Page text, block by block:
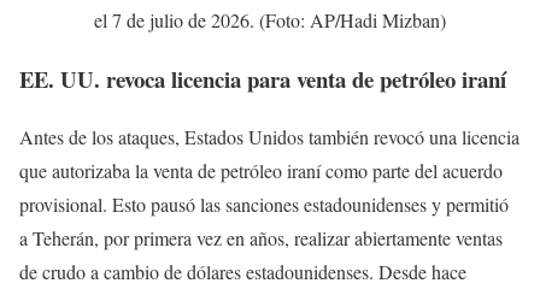
el 7 de julio de 2026. (Foto: AP/Hadi Mizban)
EE. UU. revoca licencia para venta de petróleo iraní
Antes de los ataques, Estados Unidos también revocó una licencia
que autorizaba la venta de petróleo iraní como parte del acuerdo
provisional. Esto pausó las sanciones estadounidenses y permitió
a Teherán, por primera vez en años, realizar abiertamente ventas
de crudo a cambio de dólares estadounidenses. Desde hace